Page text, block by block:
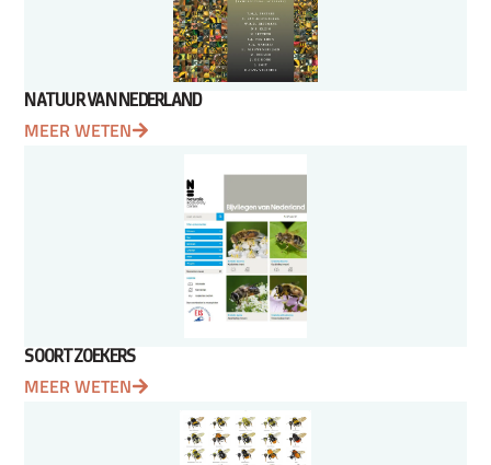
NATUUR VAN NEDERLAND
MEER WETEN
SOORTZOEKERS
MEER WETEN